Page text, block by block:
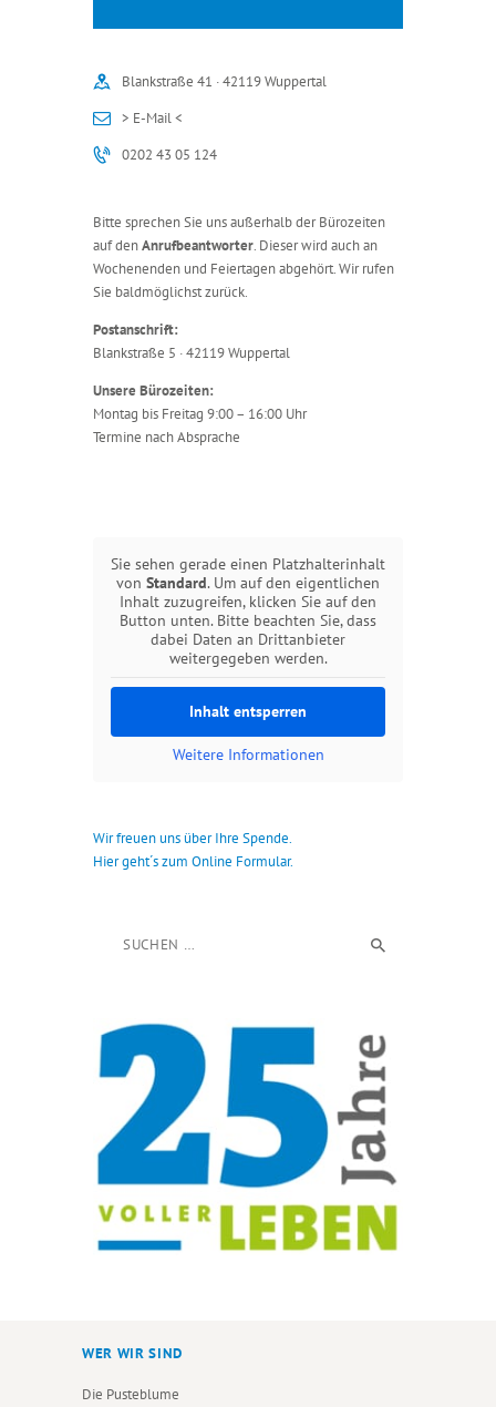
Blankstraße 41 · 42119 Wuppertal
> E-Mail <
0202 43 05 124
Bitte sprechen Sie uns außerhalb der Bürozeiten
auf denAnrufbeantworter. Dieser wird auch an
Wochenenden und Feiertagen abgehört. Wir rufen
Sie baldmöglichst zurück.
Postanschrift:
Blankstraße 5 · 42119 Wuppertal
Unsere Bürozeiten:
Montag bis Freitag 9:00 – 16:00 Uhr
Termine nach Absprache
Sie sehen gerade einen Platzhalterinhalt
von Standard. Um auf den eigentlichen
Inhalt zuzugreifen, klicken Sie auf den
Button unten. Bitte beachten Sie, dass
dabei Daten an Drittanbieter
weitergegeben werden.
Inhalt entsperren
Weitere Informationen
Wir freuen uns über Ihre Spende.
Hier geht´s zum Online Formular.
WER WIR SIND
Die Pusteblume